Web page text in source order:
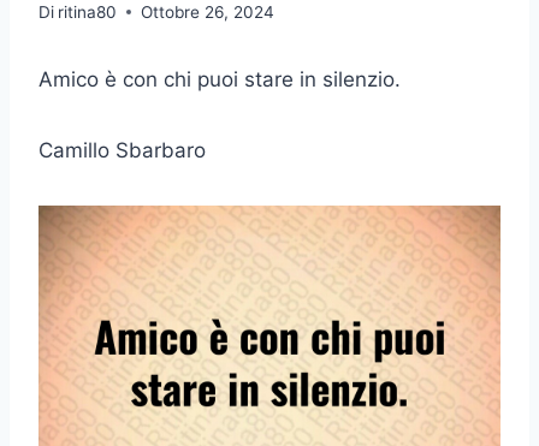
Di ritina80 Ottobre 26, 2024
Amico è con chi puoi stare in silenzio.
Camillo Sbarbaro